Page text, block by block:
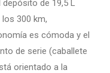
depósito de 19,5 L
300 km,
es cómoda y el
de serie (caballete
orientado a la